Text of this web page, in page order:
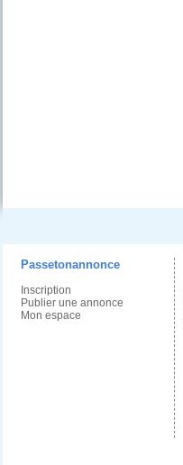
Passetonannonce
Inscription
Publier une annonce
Mon espace